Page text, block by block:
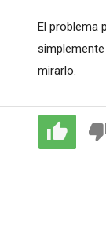
El problema
mirarlo.